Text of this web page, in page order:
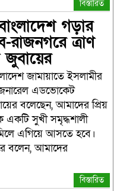
বিস্তারিত
গড়ার
ত্রাণ
জামায়াতে ইসলামীর
এডভোকেট
বলেছেন, আমাদের প্রিয়
একটি সুখী সমৃদ্ধশালী
এগিয়ে আসতে হবে।
বলেন, আমাদের
বিস্তারিত